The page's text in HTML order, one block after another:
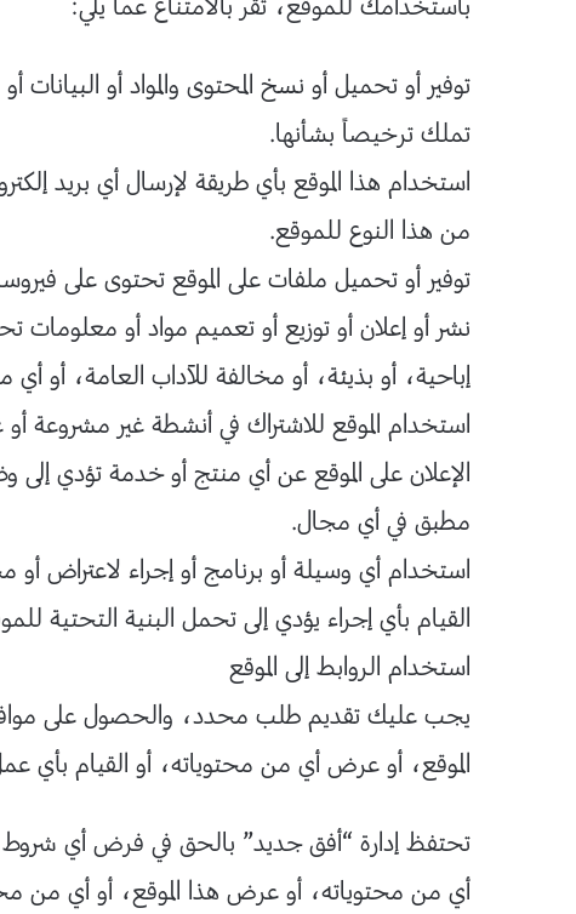
باستخدامك للموقع، تقر بالامتناع عما يلي:
توفير أو تحميل أو نسخ المحتوى والمواد أو البيانات
تملك ترخيصاً بشأنها.
استخدام هذا الموقع بأي طريقة لإرسال أي بريد
من هذا النوع للموقع.
توفير أو تحميل ملفات على الموقع تحتوى على
نشر أو إعلان أو توزيع أو تعميم مواد أو معلومات
إباحية، أو بذيئة، أو مخالفة للآداب العامة، أو
استخدام الموقع للاشتراك في أنشطة غير مشروعة أو
الإعلان على الموقع عن أي منتج أو خدمة تؤدي
مطبق في أي مجال.
استخدام أي وسيلة أو برنامج أو إجراء لاعتراض
القيام بأي إجراء يؤدي إلى تحمل البنية التحتية
استخدام الروابط إلى الموقع
يجب عليك تقديم طلب محدد، والحصول على موافقة
الموقع، أو عرض أي من محتوياته، أو القيام بأي
تحتفظ إدارة “أفق جديد” بالحق في فرض أي شروط
أي من محتوياته، أو عرض هذا الموقع، أو أي من